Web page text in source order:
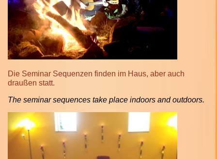
Die Seminar Sequenzen finden im Haus, aber auch
draußen statt.
The seminar sequences take place indoors and outdoors.